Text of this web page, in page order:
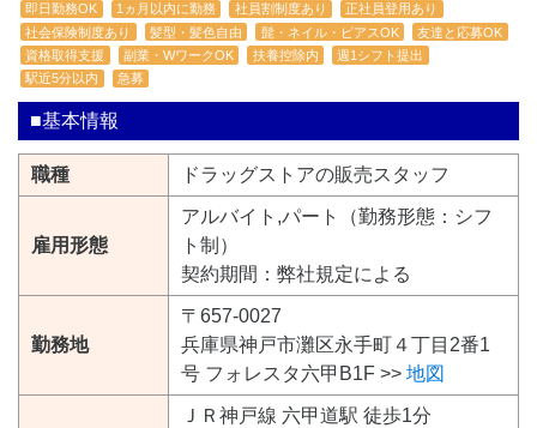
即日勤務OK
1ヵ月以内に勤務 社員割制度あり
正社員登用あり
社会保険制度あり
髪型・髪色自由 髭・ネイル・ピアスOK
友達と応募OK
資格取得支援
副業・WワークOK 扶養控除内
週1シフト提出
駅近5分以内
急募
■基本情報
職種 ドラッグストアの販売スタッフ
雇用形態
アルバイト,パート（勤務形態：シフ
ト制）
契約期間：弊社規定による
勤務地
〒657-0027
兵庫県神戸市灘区永手町４丁目2番1
号 フォレスタ六甲B1F >> 地図
ＪＲ神戸線 六甲道駅 徒歩1分